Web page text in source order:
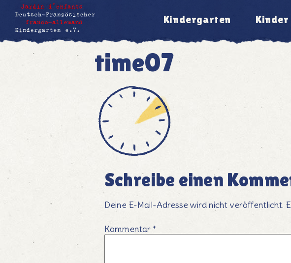
Kindergarten Kinder
time07
Schreibe einen
Deine E-Mail-Adresse wird nicht veröffentlicht.
Kommentar*